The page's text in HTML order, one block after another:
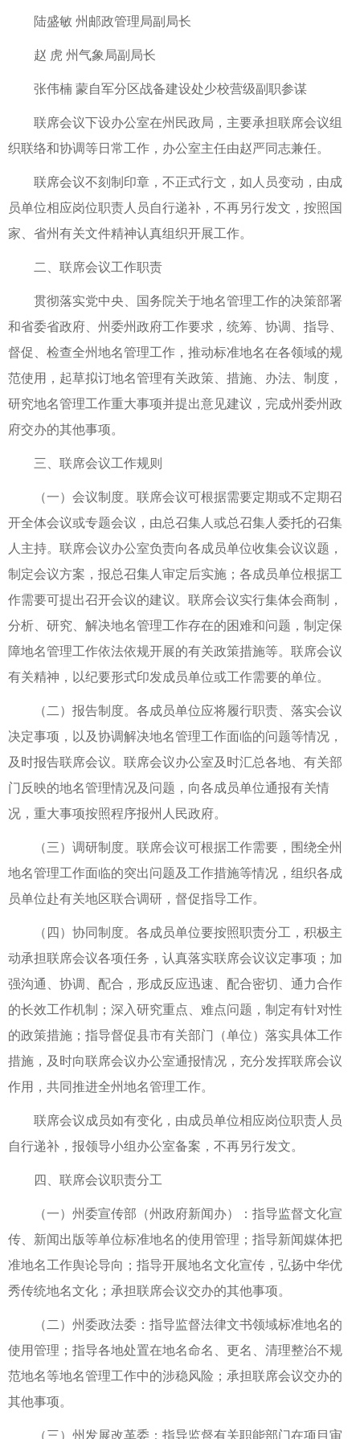
陆盛敏 州邮政管理局副局长
赵 虎 州气象局副局长
张伟楠 蒙自军分区战备建设处少校营级副职参谋
联席会议下设办公室在州民政局，主要承担联席会议组
织联络和协调等日常工作，办公室主任由赵严同志兼任。
联席会议不刻制印章，不正式行文，如人员变动，由成
员单位相应岗位职责人员自行递补，不再另行发文，按照国
家、省州有关文件精神认真组织开展工作。
二、联席会议工作职责
贯彻落实党中央、国务院关于地名管理工作的决策部署
和省委省政府、州委州政府工作要求，统筹、协调、指导、
督促、检查全州地名管理工作，推动标准地名在各领域的规
范使用，起草拟订地名管理有关政策、措施、办法、制度，
研究地名管理工作重大事项并提出意见建议，完成州委州政
府交办的其他事项。
三、联席会议工作规则
（一）会议制度。联席会议可根据需要定期或不定期召
开全体会议或专题会议，由总召集人或总召集人委托的召集
人主持。联席会议办公室负责向各成员单位收集会议议题，
制定会议方案，报总召集人审定后实施；各成员单位根据工
作需要可提出召开会议的建议。联席会议实行集体会商制，
分析、研究、解决地名管理工作存在的困难和问题，制定保
障地名管理工作依法依规开展的有关政策措施等。联席会议
有关精神，以纪要形式印发成员单位或工作需要的单位。
（二）报告制度。各成员单位应将履行职责、落实会议
决定事项，以及协调解决地名管理工作面临的问题等情况，
及时报告联席会议。联席会议办公室及时汇总各地、有关部
门反映的地名管理情况及问题，向各成员单位通报有关情
况，重大事项按照程序报州人民政府。
（三）调研制度。联席会议可根据工作需要，围绕全州
地名管理工作面临的突出问题及工作措施等情况，组织各成
员单位赴有关地区联合调研，督促指导工作。
（四）协同制度。各成员单位要按照职责分工，积极主
动承担联席会议各项任务，认真落实联席会议议定事项；加
强沟通、协调、配合，形成反应迅速、配合密切、通力合作
的长效工作机制；深入研究重点、难点问题，制定有针对性
的政策措施；指导督促县市有关部门（单位）落实具体工作
措施，及时向联席会议办公室通报情况，充分发挥联席会议
作用，共同推进全州地名管理工作。
联席会议成员如有变化，由成员单位相应岗位职责人员
自行递补，报领导小组办公室备案，不再另行发文。
四、联席会议职责分工
（一）州委宣传部（州政府新闻办）：指导监督文化宣
传、新闻出版等单位标准地名的使用管理；指导新闻媒体把
准地名工作舆论导向；指导开展地名文化宣传，弘扬中华优
秀传统地名文化；承担联席会议交办的其他事项。
（二）州委政法委：指导监督法律文书领域标准地名的
使用管理；指导各地处置在地名命名、更名、清理整治不规
范地名等地名管理工作中的涉稳风险；承担联席会议交办的
其他事项。
（三）州发展改革委：指导监督有关职能部门在项目审